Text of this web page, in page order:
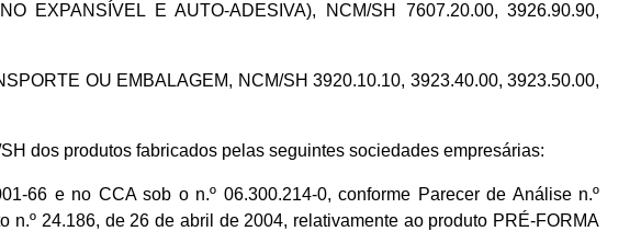
EXPANSÍVEL E AUTO-ADESIVA), NCM/SH 7607.20.00, 3926.90.90,
OU EMBALAGEM, NCM/SH 3920.10.10, 3923.40.00, 3923.50.00,
dos produtos fabricados pelas seguintes sociedades empresárias:
66 e no CCA sob o n.º 06.300.214-0, conforme Parecer de Análise n.º
24.186, de 26 de abril de 2004, relativamente ao produto PRÉ-FORMA